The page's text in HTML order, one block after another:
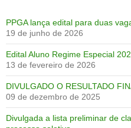
PPGA lança edital para duas
19 de junho de 2026
Edital Aluno Regime Especial
13 de fevereiro de 2026
DIVULGADO O RESULTADO
09 de dezembro de 2025
Divulgada a lista preliminar de